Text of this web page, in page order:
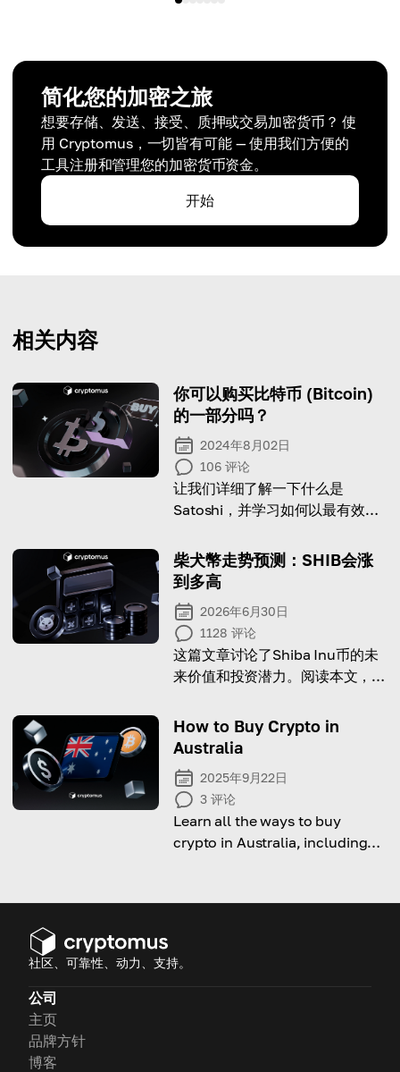
简化您的加密之旅
想要存储、发送、接受、质押或交易加密货币？ 使
用 Cryptomus，一切皆有可能 — 使用我们方便的
工具注册和管理您的加密货币资金。
开始
相关内容
你可以购买比特币 (Bitcoin)
的一部分吗？
2024年8月02日
106 评论
让我们详细了解一下什么是
Satoshi，并学习如何以最有效的
柴犬幣走势预测：SHIB会涨
到多高
2026年6月30日
1128 评论
这篇文章讨论了Shiba Inu币的未
来价值和投资潜力。阅读本文，了
How to Buy Crypto in
Australia
2025年9月22日
3 评论
Learn all the ways to buy
crypto in Australia, including
it.
社区、可靠性、动力、支持。
公司
主页
品牌方针
博客